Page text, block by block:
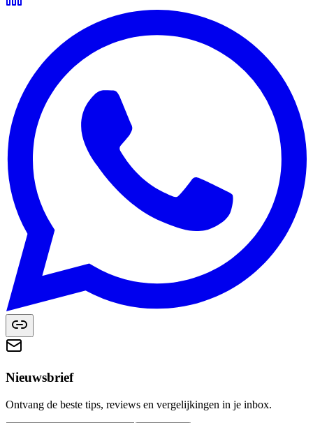
Nieuwsbrief
Ontvang de beste tips, reviews en vergelijkingen in je inbox.